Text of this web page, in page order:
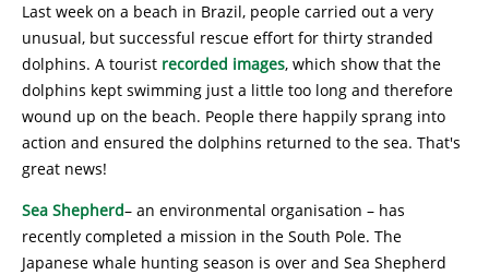
Last week on a beach in Brazil, people carried out a very
unusual, but successful rescue effort for thirty stranded
dolphins. A tourist recorded images, which show that the
dolphins kept swimming just a little too long and therefore
wound up on the beach. People there happily sprang into
action and ensured the dolphins returned to the sea. That's
great news!
Sea Shepherd– an environmental organisation – has
recently completed a mission in the South Pole. The
Japanese whale hunting season is over and Sea Shepherd